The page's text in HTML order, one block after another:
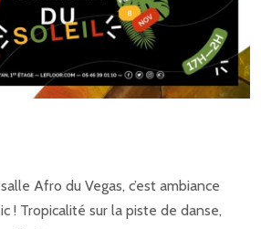
Afro du Vegas, c’est ambiance
! Tropicalité sur la piste de danse,